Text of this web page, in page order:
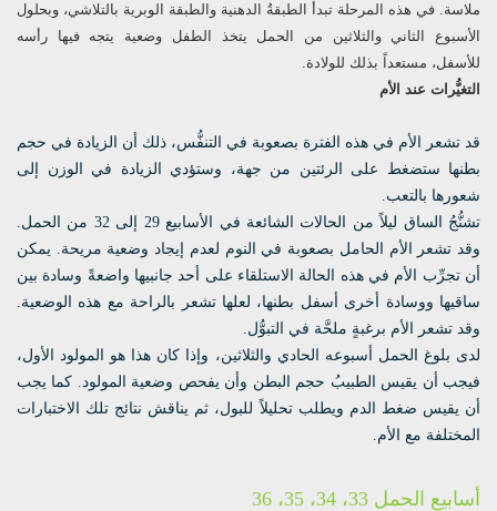
ملاسة. في هذه المرحلة تبدأ الطبقةُ الدهنية والطبقة الوبرية بالتلاشي، وبحلول
الأسبوع الثاني والثلاثين من الحمل يتخذ الطفل وضعية يتجه فيها رأسه
للأسفل، مستعداً بذلك للولادة.
التغيُّرات عند الأم
قد تشعر الأم في هذه الفترة بصعوبة في التنفُّس، ذلك أن الزيادة في حجم
بطنها ستضغط على الرئتين من جهة، وستؤدي الزيادة في الوزن إلى
شعورها بالتعب.
تشنُّجُ الساق ليلاً من الحالات الشائعة في الأسابيع 29 إلى 32 من الحمل.
وقد تشعر الأم الحامل بصعوبة في النوم لعدم إيجاد وضعية مريحة. يمكن
أن تجرِّب الأم في هذه الحالة الاستلقاء على أحد جانبيها واضعةً وسادة بين
ساقيها ووسادة أخرى أسفل بطنها، لعلها تشعر بالراحة مع هذه الوضعية.
وقد تشعر الأم برغبةٍ ملحَّة في التبوُّل.
لدى بلوغ الحمل أسبوعه الحادي والثلاثين، وإذا كان هذا هو المولود الأول،
فيجب أن يقيس الطبيبُ حجم البطن وأن يفحص وضعية المولود. كما يجب
أن يقيس ضغط الدم ويطلب تحليلاً للبول، ثم يناقش نتائج تلك الاختبارات
المختلفة مع الأم.
أسابيع الحمل 33، 34، 35، 36